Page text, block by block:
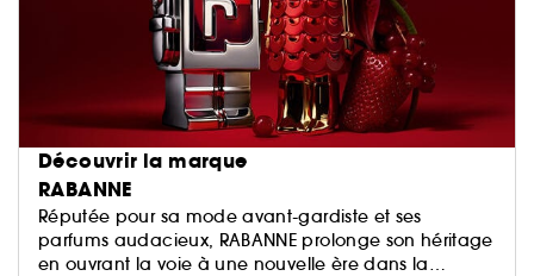
Découvrir la marque
RABANNE
Réputée pour sa mode avant-gardiste et ses
parfums audacieux, RABANNE prolonge son héritage
en ouvrant la voie à une nouvelle ère dans la